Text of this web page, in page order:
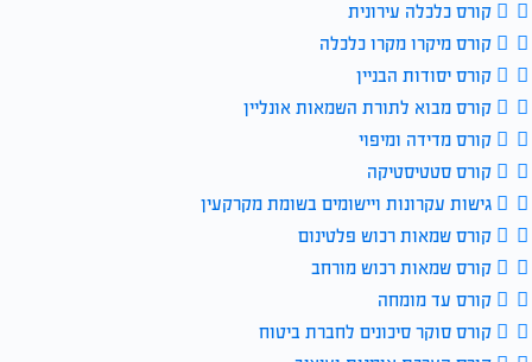
קורס כלכלה עירונית
קורס מיקרו מקרו כלכלה
קורס יסודות הבניין
קורס מבוא לתורת השמאות אונליין
קורס מדידה ומיפוי
קורס סטטיסטיקה
גישות עקרונות ויישומים בשומת מקרקעין
קורס שמאות רכוש פלטינום
קורס שמאות רכוש מורחב
קורס עד מומחה
קורס סוקר סיכונים לחברת ביטוח